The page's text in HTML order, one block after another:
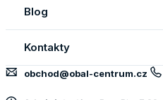
Blog
Kontakty
obchod@obal-centrum.cz